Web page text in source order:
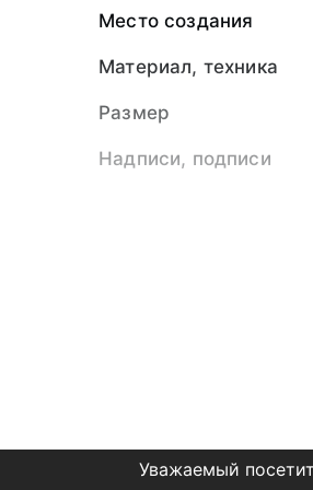
Место создания
Материал, техника
Размер
Надписи, подписи
ЖанрУважаемый